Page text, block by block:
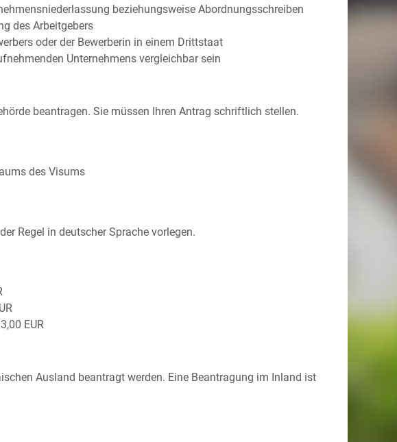
beziehungsweise Abordnungsschreiben
des Arbeitgebers
oder der Bewerberin in einem Drittstaat
Unternehmens vergleichbar sein
beantragen. Sie müssen Ihren Antrag schriftlich stellen.
des Visums
Regel in deutscher Sprache vorlegen.
EUR
Ausland beantragt werden. Eine Beantragung im Inland ist